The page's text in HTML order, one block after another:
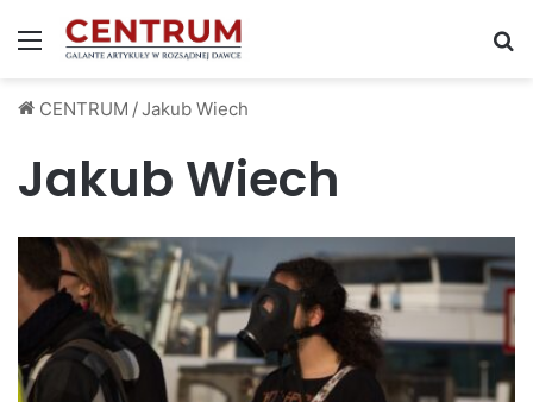
Menu
CENTRUM /Jakub Wiech
Jakub Wiech